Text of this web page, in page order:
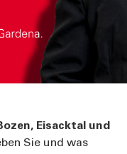
Eisacktal und
Sie und was